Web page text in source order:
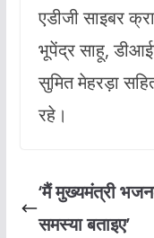
एडीजी साइबर
भूपेंद्र साहू,
सुमित मेहरड़ा
रहे।
‘मैं मुख्यमंत्री
समस्या बताइए’